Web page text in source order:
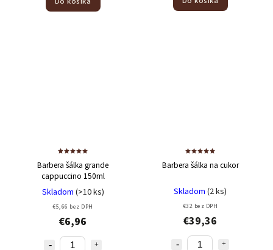
Barbera šálka grande
cappuccino 150ml
Skladom (>10 ks)
€5,66 bez DPH
€6,96
Barbera šálka na cukor
Skladom (2 ks)
€32 bez DPH
€39,36